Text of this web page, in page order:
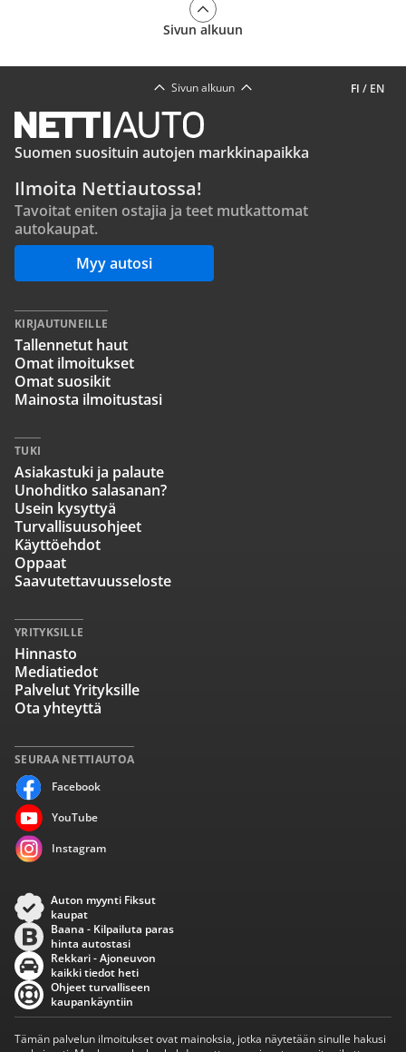
Sivun alkuun
FI / EN
Sivun alkuun
Suomen suosituin autojen markkinapaikka
Ilmoita Nettiautossa!
Tavoitat eniten ostajia ja teet mutkattomat
autokaupat.
Myy autosi
SEURAA NETTIAUTOA
Facebook
YouTube
Instagram
KIRJAUTUNEILLE
Tallennetut haut
Omat ilmoitukset
Omat suosikit
Mainosta ilmoitustasi
TUKI
Asiakastuki ja palaute
Unohditko salasanan?
Usein kysyttyä
Turvallisuusohjeet
Käyttöehdot
Oppaat
Saavutettavuusseloste
YRITYKSILLE
Hinnasto
Mediatiedot
Palvelut Yrityksille
Ota yhteyttä
Auton myynti Fiksut
kaupat
Baana - Kilpailuta paras
hinta autostasi
Rekkari - Ajoneuvon
kaikki tiedot heti
Ohjeet turvalliseen
kaupankäyntiin
Tämän palvelun ilmoitukset ovat mainoksia, jotka näytetään sinulle hakusi